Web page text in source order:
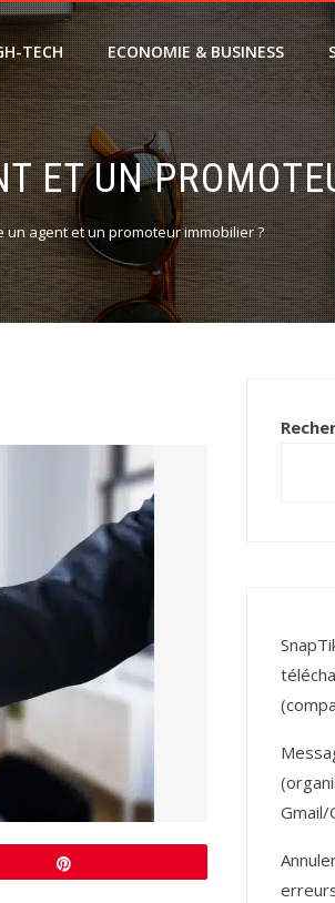
TECH ECONOMIE & BUSINESS
ET UN
agent et un promoteur immobilier ?
Gmail/